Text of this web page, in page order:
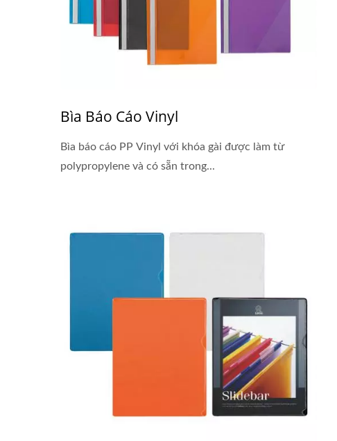
Bìa Báo Cáo Vinyl
Bìa báo cáo PP Vinyl với khóa gài được làm từ
polypropylene và có sẵn trong...